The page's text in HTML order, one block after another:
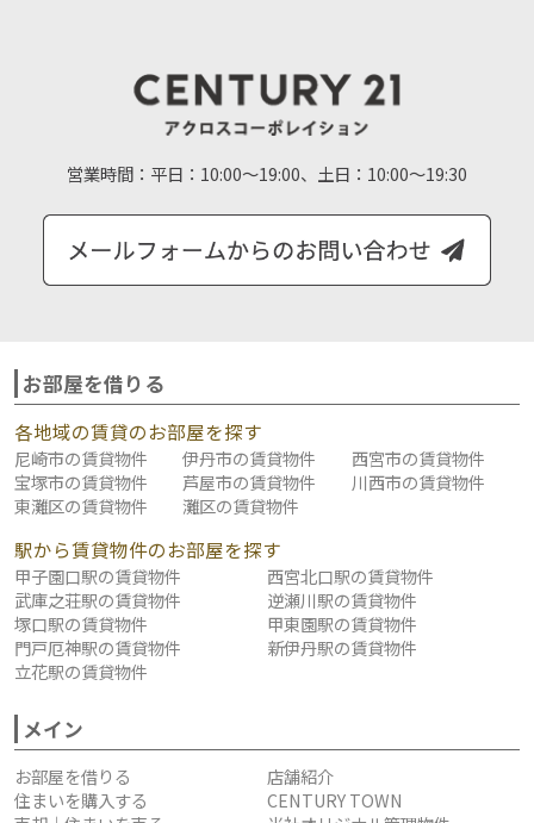
営業時間： 平日：10:00～19:00、土日：10:00～19:30
お部屋を借りる
各地域の賃貸のお部屋を探す
尼崎市の賃貸物件 伊丹市の賃貸物件
西宮市の賃貸物件
宝塚市の賃貸物件
芦屋市の賃貸物件
川西市の賃貸物件
東灘区の賃貸物件
灘区の賃貸物件
駅から賃貸物件のお部屋を探す
甲子園口駅の賃貸物件
西宮北口駅の賃貸物件
武庫之荘駅の賃貸物件
逆瀬川駅の賃貸物件
塚口駅の賃貸物件
甲東園駅の賃貸物件
門戸厄神駅の賃貸物件
新伊丹駅の賃貸物件
立花駅の賃貸物件
メイン
お部屋を借りる
店舗紹介
住まいを購入する
CENTURY TOWN